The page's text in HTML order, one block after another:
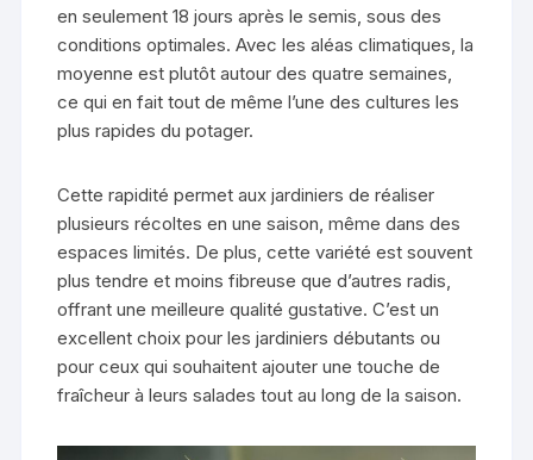
en seulement 18 jours après le semis, sous des
conditions optimales. Avec les aléas climatiques, la
moyenne est plutôt autour des quatre semaines,
ce qui en fait tout de même l’une des cultures les
plus rapides du potager.
Cette rapidité permet aux jardiniers de réaliser
plusieurs récoltes en une saison, même dans des
espaces limités. De plus, cette variété est souvent
plus tendre et moins fibreuse que d’autres radis,
offrant une meilleure qualité gustative. C’est un
excellent choix pour les jardiniers débutants ou
pour ceux qui souhaitent ajouter une touche de
fraîcheur à leurs salades tout au long de la saison.